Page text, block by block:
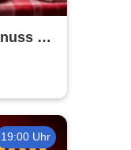
&
19:00 Uhr